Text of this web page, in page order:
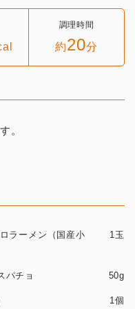
調理時間
約20分
。
ラーメン（国産小
1玉
パチョ 50g
1個